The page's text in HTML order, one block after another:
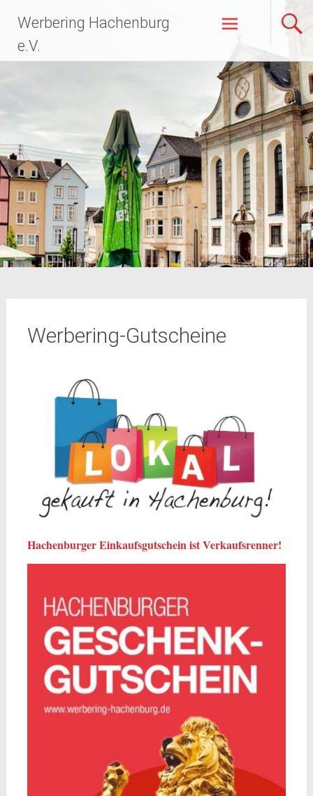
Inhalt
springen
Werbering Hachenburg
e.V.
Werbering-Gutscheine
Hachenburger Einkaufsgutschein ist Verkaufsrenner!